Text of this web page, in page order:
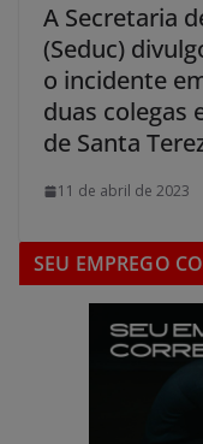
A Secretaria
(Seduc)
o incidente
duas colegas
de Santa
11 de abril de 2023
SEU EMPREGO